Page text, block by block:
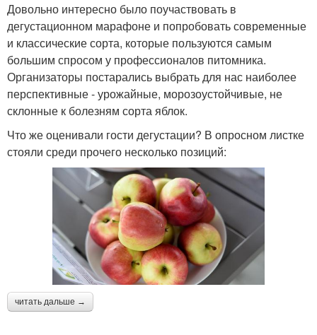
Осенние сорта Крупные сорта
Съедобные сорта
Розовые сорта Белорусские сорта
Среднеспелые сорта Технические сорта
Довольно интересно было поучаствовать в
дегустационном марафоне и попробовать современные
и классические сорта, которые пользуются самым
большим спросом у профессионалов питомника.
Организаторы постарались выбрать для нас наиболее
перспективные - урожайные, морозоустойчивые, не
склонные к болезням сорта яблок.
Что же оценивали гости дегустации? В опросном листке
стояли среди прочего несколько позиций:
читать дальше →